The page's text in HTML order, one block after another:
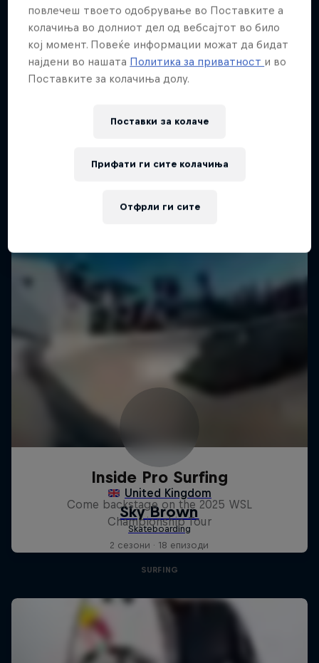
Повеќе слична содржина
Inside Pro Surfing
Come backstage on the 2025 WSL
Championship Tour
2 сезони · 18 епизоди
SURFING
повлечеш твоето одобрување во Поставките а
колачиња во долниот дел од вебсајтот во било
кој момент. Повеќе информации можат да бидат
најдени во нашата Политика за приватност и во
Поставките за колачиња долу.
Поставки за колачe
Отфрли ги сите
Прифати ги сите колачиња